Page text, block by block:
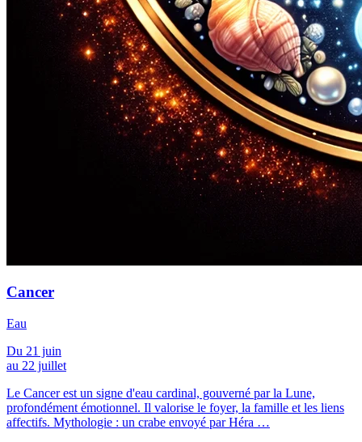
Cancer
Eau
Du 21 juin
au 22 juillet
Le Cancer est un signe d'eau cardinal, gouverné par la Lune,
profondément émotionnel. Il valorise le foyer, la famille et les liens
affectifs. Mythologie : un crabe envoyé par Héra …